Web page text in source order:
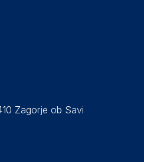
Zagorje ob Savi